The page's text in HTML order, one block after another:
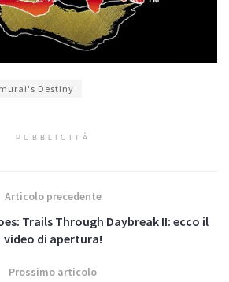
Destiny
PUBBLICITÀ
Articolo precedente
Trails Through Daybreak II: ecco il
video di apertura!
Prossimo articolo